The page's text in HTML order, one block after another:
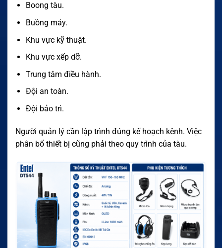
Boong tàu.
Buồng máy.
Khu vực kỹ thuật.
Khu vực xếp dỡ.
Trung tâm điều hành.
Đội an toàn.
Đội bảo trì.
Người quản lý cần lập trình đúng kế hoạch kênh. Việc
phân bổ thiết bị cũng phải theo quy trình của tàu.